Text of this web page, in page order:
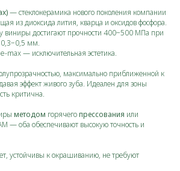
— стеклокерамика нового поколения компании
из диоксида лития, кварца и оксидов фосфора.
виниры достигают прочности 400−500 МПа при
мм.
max — исключительная эстетика.
максимально приближенной к
эффект живого зуба. Идеален для зоны
критична.
методом горячегопрессования или
— оба обеспечивают высокую точность и
устойчивы к окрашиванию, не требуют